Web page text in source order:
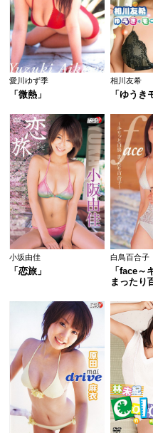
愛川ゆず季
「微熱」
相川友希
「ゆうき
小坂由佳
「恋旅」
白鳥百合子
「face～
まったり